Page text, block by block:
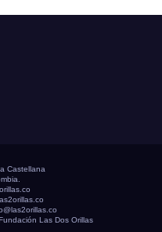
Castellana
Las Dos Orillas